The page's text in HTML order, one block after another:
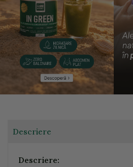
Descriere
Descriere: